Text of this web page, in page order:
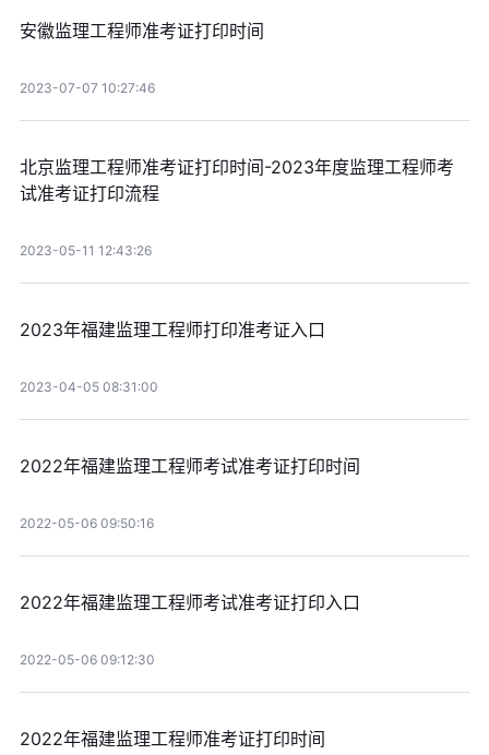
安徽监理工程师准考证打印时间
2023-07-07 10:27:46
北京监理工程师准考证打印时间-2023年度监理工程师考
试准考证打印流程
2023-05-11 12:43:26
2023年福建监理工程师打印准考证入口
2023-04-05 08:31:00
2022年福建监理工程师考试准考证打印时间
2022-05-06 09:50:16
2022年福建监理工程师考试准考证打印入口
2022-05-06 09:12:30
2022年福建监理工程师准考证打印时间